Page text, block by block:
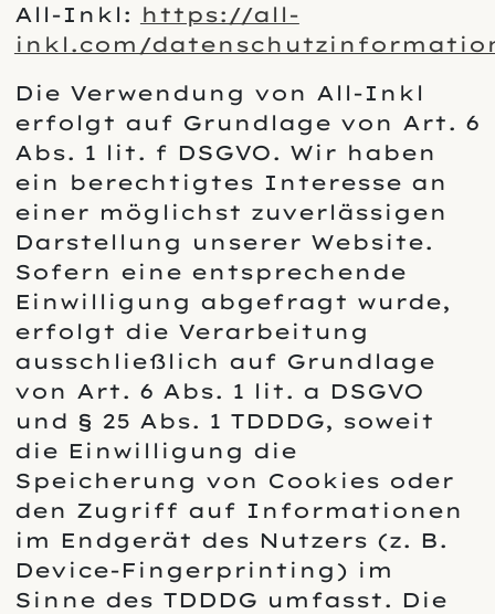
All-Inkl: https://all-
inkl.com/
Die Verwendung von All-Inkl
erfolgt auf Grundlage von Art. 6
Abs. 1 lit. f DSGVO. Wir haben
ein berechtigtes Interesse an
einer möglichst zuverlässigen
Darstellung unserer Website.
Sofern eine entsprechende
Einwilligung abgefragt wurde,
erfolgt die Verarbeitung
ausschließlich auf Grundlage
von Art. 6 Abs. 1 lit. a DSGVO
und § 25 Abs. 1 TDDDG, soweit
die Einwilligung die
Speicherung von Cookies oder
den Zugriff auf Informationen
im Endgerät des Nutzers (z. B.
Device-Fingerprinting) im
Sinne des TDDDG umfasst. Die